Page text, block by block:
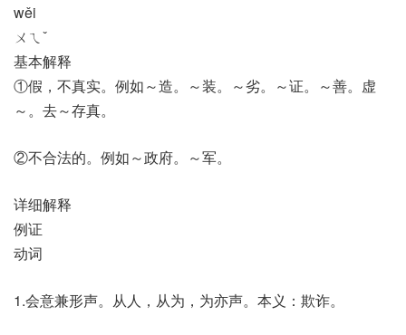
wěi
ㄨㄟˇ
基本解释
①假，不真实。例如～造。～装。～劣。～证。～善。虚
～。去～存真。
②不合法的。例如～政府。～军。
详细解释
例证
动词
1.会意兼形声。从人，从为，为亦声。本义：欺诈。